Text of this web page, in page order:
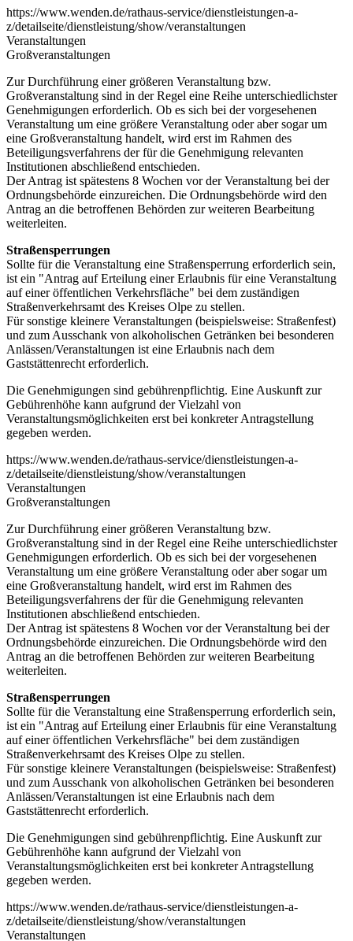
https://www.wenden.de/rathaus-service/dienstleistungen-a-
z/detailseite/dienstleistung/show/veranstaltungen
Veranstaltungen
Großveranstaltungen
Zur Durchführung einer größeren Veranstaltung bzw.
Großveranstaltung sind in der Regel eine Reihe unterschiedlichster
Genehmigungen erforderlich. Ob es sich bei der vorgesehenen
Veranstaltung um eine größere Veranstaltung oder aber sogar um
eine Großveranstaltung handelt, wird erst im Rahmen des
Beteiligungsverfahrens der für die Genehmigung relevanten
Institutionen abschließend entschieden.
Der Antrag ist spätestens 8 Wochen vor der Veranstaltung bei der
Ordnungsbehörde einzureichen. Die Ordnungsbehörde wird den
Antrag an die betroffenen Behörden zur weiteren Bearbeitung
weiterleiten.
Straßensperrungen
Sollte für die Veranstaltung eine Straßensperrung erforderlich sein,
ist ein "Antrag auf Erteilung einer Erlaubnis für eine Veranstaltung
auf einer öffentlichen Verkehrsfläche" bei dem zuständigen
Straßenverkehrsamt des Kreises Olpe zu stellen.
Für sonstige kleinere Veranstaltungen (beispielsweise: Straßenfest)
und zum Ausschank von alkoholischen Getränken bei besonderen
Anlässen/Veranstaltungen ist eine Erlaubnis nach dem
Gaststättenrecht erforderlich.
Die Genehmigungen sind gebührenpflichtig. Eine Auskunft zur
Gebührenhöhe kann aufgrund der Vielzahl von
Veranstaltungsmöglichkeiten erst bei konkreter Antragstellung
gegeben werden.
https://www.wenden.de/rathaus-service/dienstleistungen-a-
z/detailseite/dienstleistung/show/veranstaltungen
Veranstaltungen
Großveranstaltungen
Zur Durchführung einer größeren Veranstaltung bzw.
Großveranstaltung sind in der Regel eine Reihe unterschiedlichster
Genehmigungen erforderlich. Ob es sich bei der vorgesehenen
Veranstaltung um eine größere Veranstaltung oder aber sogar um
eine Großveranstaltung handelt, wird erst im Rahmen des
Beteiligungsverfahrens der für die Genehmigung relevanten
Institutionen abschließend entschieden.
Der Antrag ist spätestens 8 Wochen vor der Veranstaltung bei der
Ordnungsbehörde einzureichen. Die Ordnungsbehörde wird den
Antrag an die betroffenen Behörden zur weiteren Bearbeitung
weiterleiten.
Straßensperrungen
Sollte für die Veranstaltung eine Straßensperrung erforderlich sein,
ist ein "Antrag auf Erteilung einer Erlaubnis für eine Veranstaltung
auf einer öffentlichen Verkehrsfläche" bei dem zuständigen
Straßenverkehrsamt des Kreises Olpe zu stellen.
Für sonstige kleinere Veranstaltungen (beispielsweise: Straßenfest)
und zum Ausschank von alkoholischen Getränken bei besonderen
Anlässen/Veranstaltungen ist eine Erlaubnis nach dem
Gaststättenrecht erforderlich.
Die Genehmigungen sind gebührenpflichtig. Eine Auskunft zur
Gebührenhöhe kann aufgrund der Vielzahl von
Veranstaltungsmöglichkeiten erst bei konkreter Antragstellung
gegeben werden.
https://www.wenden.de/rathaus-service/dienstleistungen-a-
z/detailseite/dienstleistung/show/veranstaltungen
Veranstaltungen